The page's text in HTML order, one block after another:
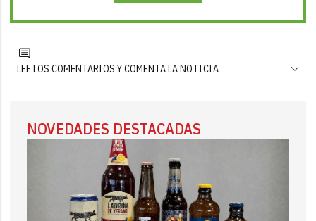
LEE LOS COMENTARIOS Y COMENTA LA NOTICIA
NOVEDADES DESTACADAS